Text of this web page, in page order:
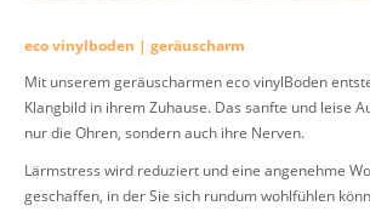
eco vinylboden | geräuscharm
Mit unserem geräuscharmen eco vinylBoden
Klangbild in ihrem Zuhause. Das sanfte und leise
nur die Ohren, sondern auch ihre Nerven.
Lärmstress wird reduziert und eine angenehme
geschaffen, in der Sie sich rundum wohlfühlen